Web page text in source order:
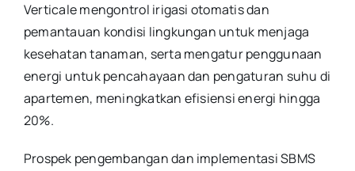
Verticale mengontrol irigasi otomatis dan
pemantauan kondisi lingkungan untuk menjaga
kesehatan tanaman, serta mengatur penggunaan
energi untuk pencahayaan dan pengaturan suhu di
apartemen, meningkatkan efisiensi energi hingga
20%.
Prospek pengembangan dan implementasi SBMS